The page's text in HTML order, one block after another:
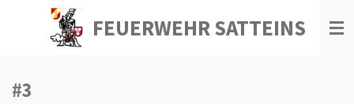
Hauptinhalt
FEUERWEHR SATTEINS
#3